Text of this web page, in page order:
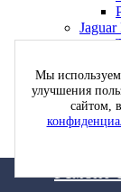
Переделка
Ремонт
Jaguar
Мы используем
улучшения
сайтом,